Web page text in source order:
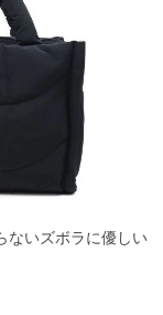
ないズボラに優しい